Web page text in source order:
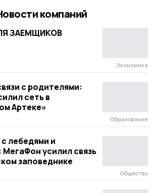
компаний
ЗАЕМЩИКОВ
Экономика
с родителями:
сеть в
Артеке»
Образование
лебедями и
МегаФон усилил связь
заповеднике
Общество